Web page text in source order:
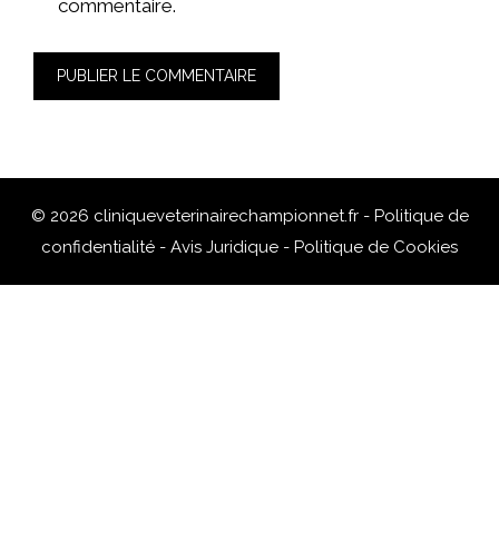
commentaire.
© 2026 cliniqueveterinairechampionnet.fr - Politique de
confidentialité - Avis Juridique - Politique de Cookies